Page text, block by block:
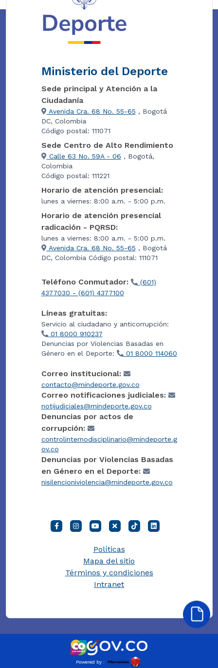
Ministerio del Deporte
Sede principal y Atención a la
Ciudadanía
Avenida Cra. 68 No. 55-65 , Bogotá
DC, Colombia
Código postal: 111071
Sede Centro de Alto Rendimiento
Calle 63 No. 59A - 06 , Bogotá,
Colombia
Código postal: 111221
Horario de atención presencial:
lunes a viernes: 8:00 a.m. - 5:00 p.m.
Horario de atención presencial
radicación - PQRSD:
lunes a viernes: 8:00 a.m. - 5:00 p.m.
Avenida Cra. 68 No. 55-65 , Bogotá
DC, Colombia Código postal: 111071
Teléfono Conmutador:
(601)
4377030 - (601) 4377100
Líneas gratuitas:
Servicio al ciudadano y anticorrupción:
01 8000 910237
Denuncias por Violencias Basadas en
Género en el Deporte:
01 8000 114060
Correo institucional:
contacto@mindeporte.gov.co
Correo notificaciones judiciales:
notijudiciales@mindeporte.gov.co
Denuncias por actos de
corrupción:
controlinternodisciplinario@mindeporte.g
ov.co
Denuncias por Violencias Basadas
en Género en el Deporte:
nisilencioniviolencia@mindeporte.gov.co
Políticas
Mapa del sitio
Términos y condiciones
Intranet
Powered by :